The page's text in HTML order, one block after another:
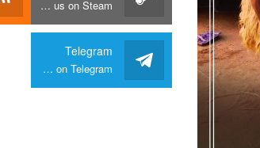
Join us on Steam
Telegram
Join us on Telegram